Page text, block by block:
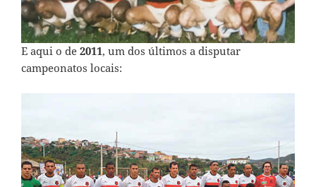
E aqui o de 2011, um dos últimos a disputar
campeonatos locais: